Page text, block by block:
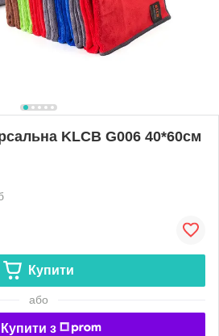
KLCB G006 40*60см
Купити
або
Купити з